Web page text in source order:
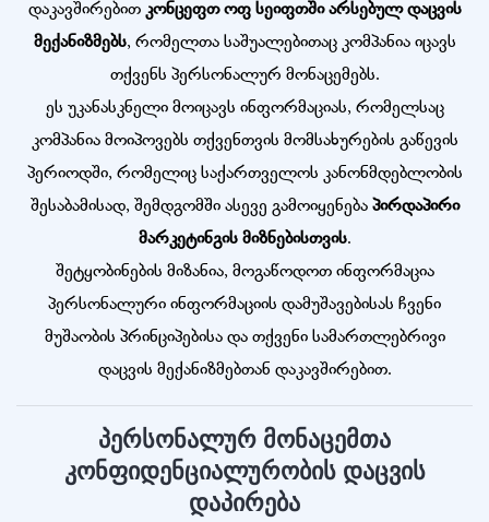
დაკავშირებით კონცეფთ ოფ სეიფთში არსებულ დაცვის
მექანიზმებს, რომელთა საშუალებითაც კომპანია იცავს
თქვენს პერსონალურ მონაცემებს.
ეს უკანასკნელი მოიცავს ინფორმაციას, რომელსაც
კომპანია მოიპოვებს თქვენთვის მომსახურების გაწევის
პერიოდში, რომელიც საქართველოს კანონმდებლობის
შესაბამისად, შემდგომში ასევე გამოიყენება პირდაპირი
მარკეტინგის მიზნებისთვის.
შეტყობინების მიზანია, მოგაწოდოთ ინფორმაცია
პერსონალური ინფორმაციის დამუშავებისას ჩვენი
მუშაობის პრინციპებისა და თქვენი სამართლებრივი
დაცვის მექანიზმებთან დაკავშირებით.
პერსონალურ მონაცემთა
კონფიდენციალურობის დაცვის
დაპირება